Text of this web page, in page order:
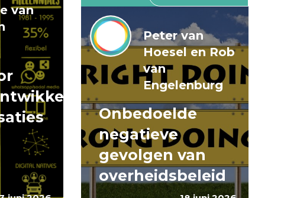
van
Peter van
Hoesel en Rob
van
Engelenburg
Onbedoelde
negatieve
gevolgen van
overheidsbeleid